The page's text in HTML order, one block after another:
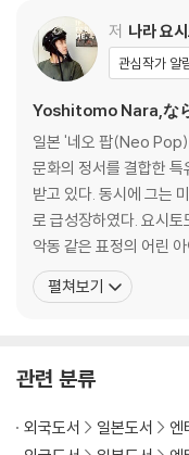
저 나라 요
관심작가 알
Yoshitomo Nara,な
일본 '네오 팝(Neo
문화의 정서를 결합한
받고 있다. 동시에 그는
로 급성장하였다. 요시
악동 같은 표정의 어린
등장한다. 그 악동의 표
독감, 반항심, 잔인함 등의
펼쳐보기
관련 분류
외국도서 일본도서 엔